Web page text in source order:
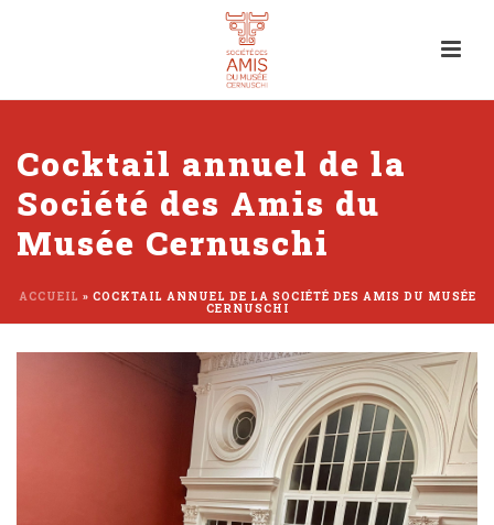
Cocktail annuel de la
Société des Amis du
Musée Cernuschi
ACCUEIL » COCKTAIL ANNUEL DE LA SOCIÉTÉ DES AMIS DU MUSÉE
CERNUSCHI